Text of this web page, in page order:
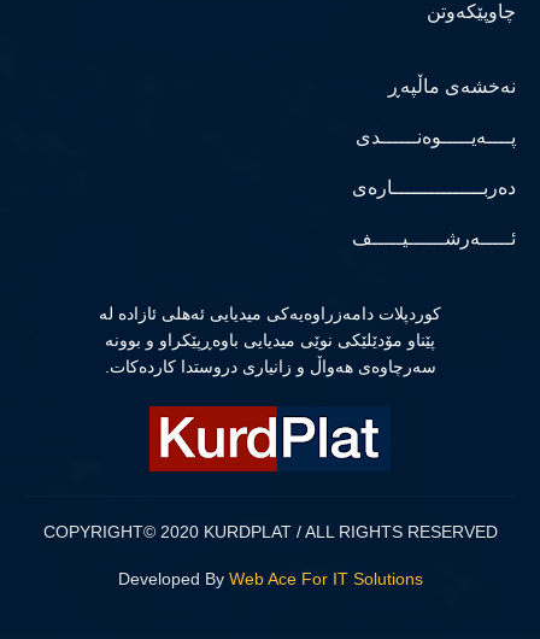
چاوپێکەوتن
نەخشەی ماڵپەڕ
پــــەیـــــوەنــــــدی
دەربـــــــــــــــارەی
ئـــــەرشــــــیـــــف
كوردپلات دامەزراوەیەكی میدیایی ئەهلی ئازادە لە
پێناو مۆدێلێكی نوێی میدیایی باوەڕپێكراو و بوونە
سەرچاوەی هەواڵ و زانیاری دروستدا كاردەكات.
COPYRIGHT© 2020 KURDPLAT / ALL RIGHTS RESERVED
Web Ace For IT Solutions
Developed By